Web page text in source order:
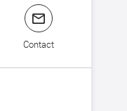
mail
Contact